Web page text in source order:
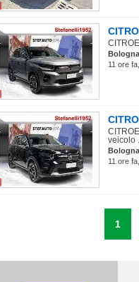
Bologna
11 ore
veicolo
Bologna
11 ore
1